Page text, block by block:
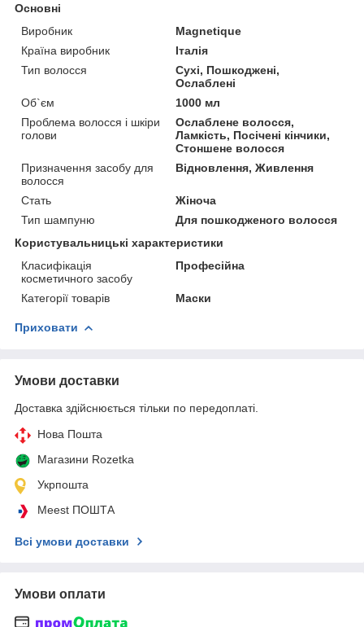
Основні
Виробник
Magnetique
Країна виробник
Італія
Тип волосся
Сухі, Пошкоджені,
Ослаблені
Об`єм
1000 мл
Проблема волосся і шкіри
голови
Ослаблене волосся,
Ламкість, Посічені кінчики,
Стоншене волосся
Призначення засобу для
волосся
Відновлення, Живлення
Стать
Жіноча
Тип шампуню
Для пошкодженого волосся
Користувальницькі характеристики
Класифікація
косметичного засобу
Професійна
Категорії товарів Маски
Приховати
Умови доставки
Доставка здійснюється тільки по передоплаті.
Нова Пошта
Магазини Rozetka
Укрпошта
Meest ПОШТА
Всі умови доставки
Умови оплати